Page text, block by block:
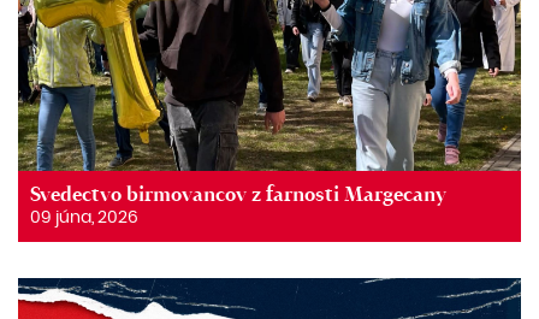
Svedectvo birmovancov z farnosti Margecany
09 júna, 2026